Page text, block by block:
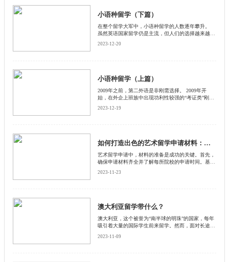
小语种留学（下篇）
在整个留学大军中，小语种留学的人数逐年攀升。
虽然英语国家留学仍是主流，但人们的选择越来越多
2023-12-20
小语种留学（上篇）
2009年之前，第二外语是非刚需选择。 2009年开
始，在外企上班族中出现功利性较强的“考证类”刚
2023-12-19
如何打造出色的艺术留学申请材料：策略与技巧
艺术留学申请中，材料的准备是成功的关键。首先，
确保申请材料齐全并了解每所院校的申请时间。基础
2023-11-23
澳大利亚留学带什么？
澳大利亚，这个被誉为“南半球的明珠”的国家，每年
吸引着大量的国际学生前来留学。然而，面对长途飞
2023-11-09